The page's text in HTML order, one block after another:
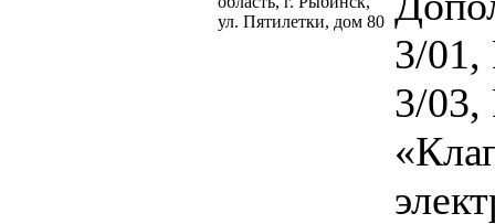
ул. Пятилетки, дом 80
3/
3/